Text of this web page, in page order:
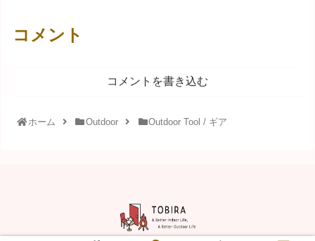
コメント
コメントを書き込む
ホーム Outdoor Outdoor Tool / ギア